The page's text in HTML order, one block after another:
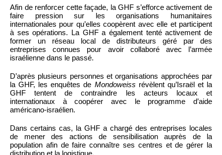
Afin de renforcer cette façade, la GHF s’efforce activement de
faire pression sur les organisations humanitaires
internationales pour qu’elles coopèrent avec elle et participent
à ses opérations. La GHF a également tenté activement de
former un réseau local de distributeurs géré par des
entreprises connues pour avoir collaboré avec l’armée
israélienne dans le passé.
D’après plusieurs personnes et organisations approchées par
la GHF, les enquêtes de Mondoweiss révèlent qu’Israël et la
GHF tentent de contraindre les acteurs locaux et
internationaux à coopérer avec le programme d’aide
américano-israélien.
Dans certains cas, la GHF a chargé des entreprises locales
de mener des actions de sensibilisation auprès de la
population afin de faire connaître ses centres et de gérer la
distribution et la logistique.